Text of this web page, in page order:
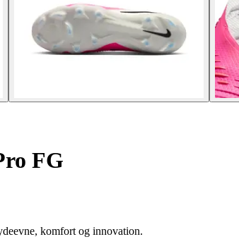
FG
komfort og innovation.